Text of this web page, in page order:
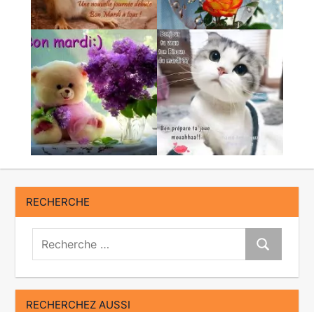
RECHERCHE
Recherche:
Recherche
RECHERCHEZ AUSSI